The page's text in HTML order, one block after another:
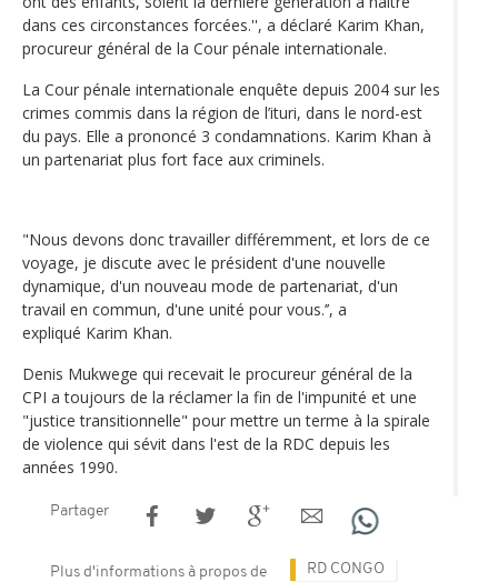
dans ces circonstances forcées.'', a déclaré Karim Khan,
procureur général de la Cour pénale internationale.
La Cour pénale internationale enquête depuis 2004 sur les
crimes commis dans la région de l’ituri, dans le nord-est
du pays. Elle a prononcé 3 condamnations. Karim Khan à
un partenariat plus fort face aux criminels.
"Nous devons donc travailler différemment, et lors de ce
voyage, je discute avec le président d'une nouvelle
dynamique, d'un nouveau mode de partenariat, d'un
travail en commun, d'une unité pour vous.’’, a
expliqué Karim Khan.
Denis Mukwege qui recevait le procureur général de la
CPI a toujours de la réclamer la fin de l'impunité et une
"justice transitionnelle" pour mettre un terme à la spirale
de violence qui sévit dans l'est de la RDC depuis les
années 1990.
Partager
Plus d'informations à propos de RD CONGO